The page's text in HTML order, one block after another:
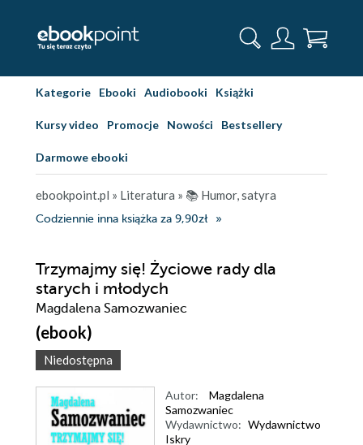
Kategorie Ebooki Audiobooki Książki
Kursy video Promocje Nowości Bestsellery
Darmowe ebooki
ebookpoint.pl » Literatura » 📚 Humor, satyra
Codziennie inna książka za 9,90zł
Trzymajmy się! Życiowe rady dla
starych i młodych
Magdalena Samozwaniec
(ebook)
Niedostępna
Autor:
Magdalena
Samozwaniec
Wydawnictwo: Wydawnictwo
Iskry